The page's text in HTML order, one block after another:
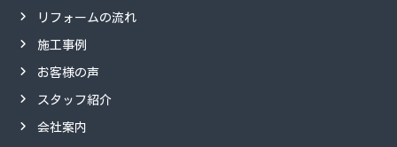
リフォームの流れ
施工事例
お客様の声
スタッフ紹介
会社案内